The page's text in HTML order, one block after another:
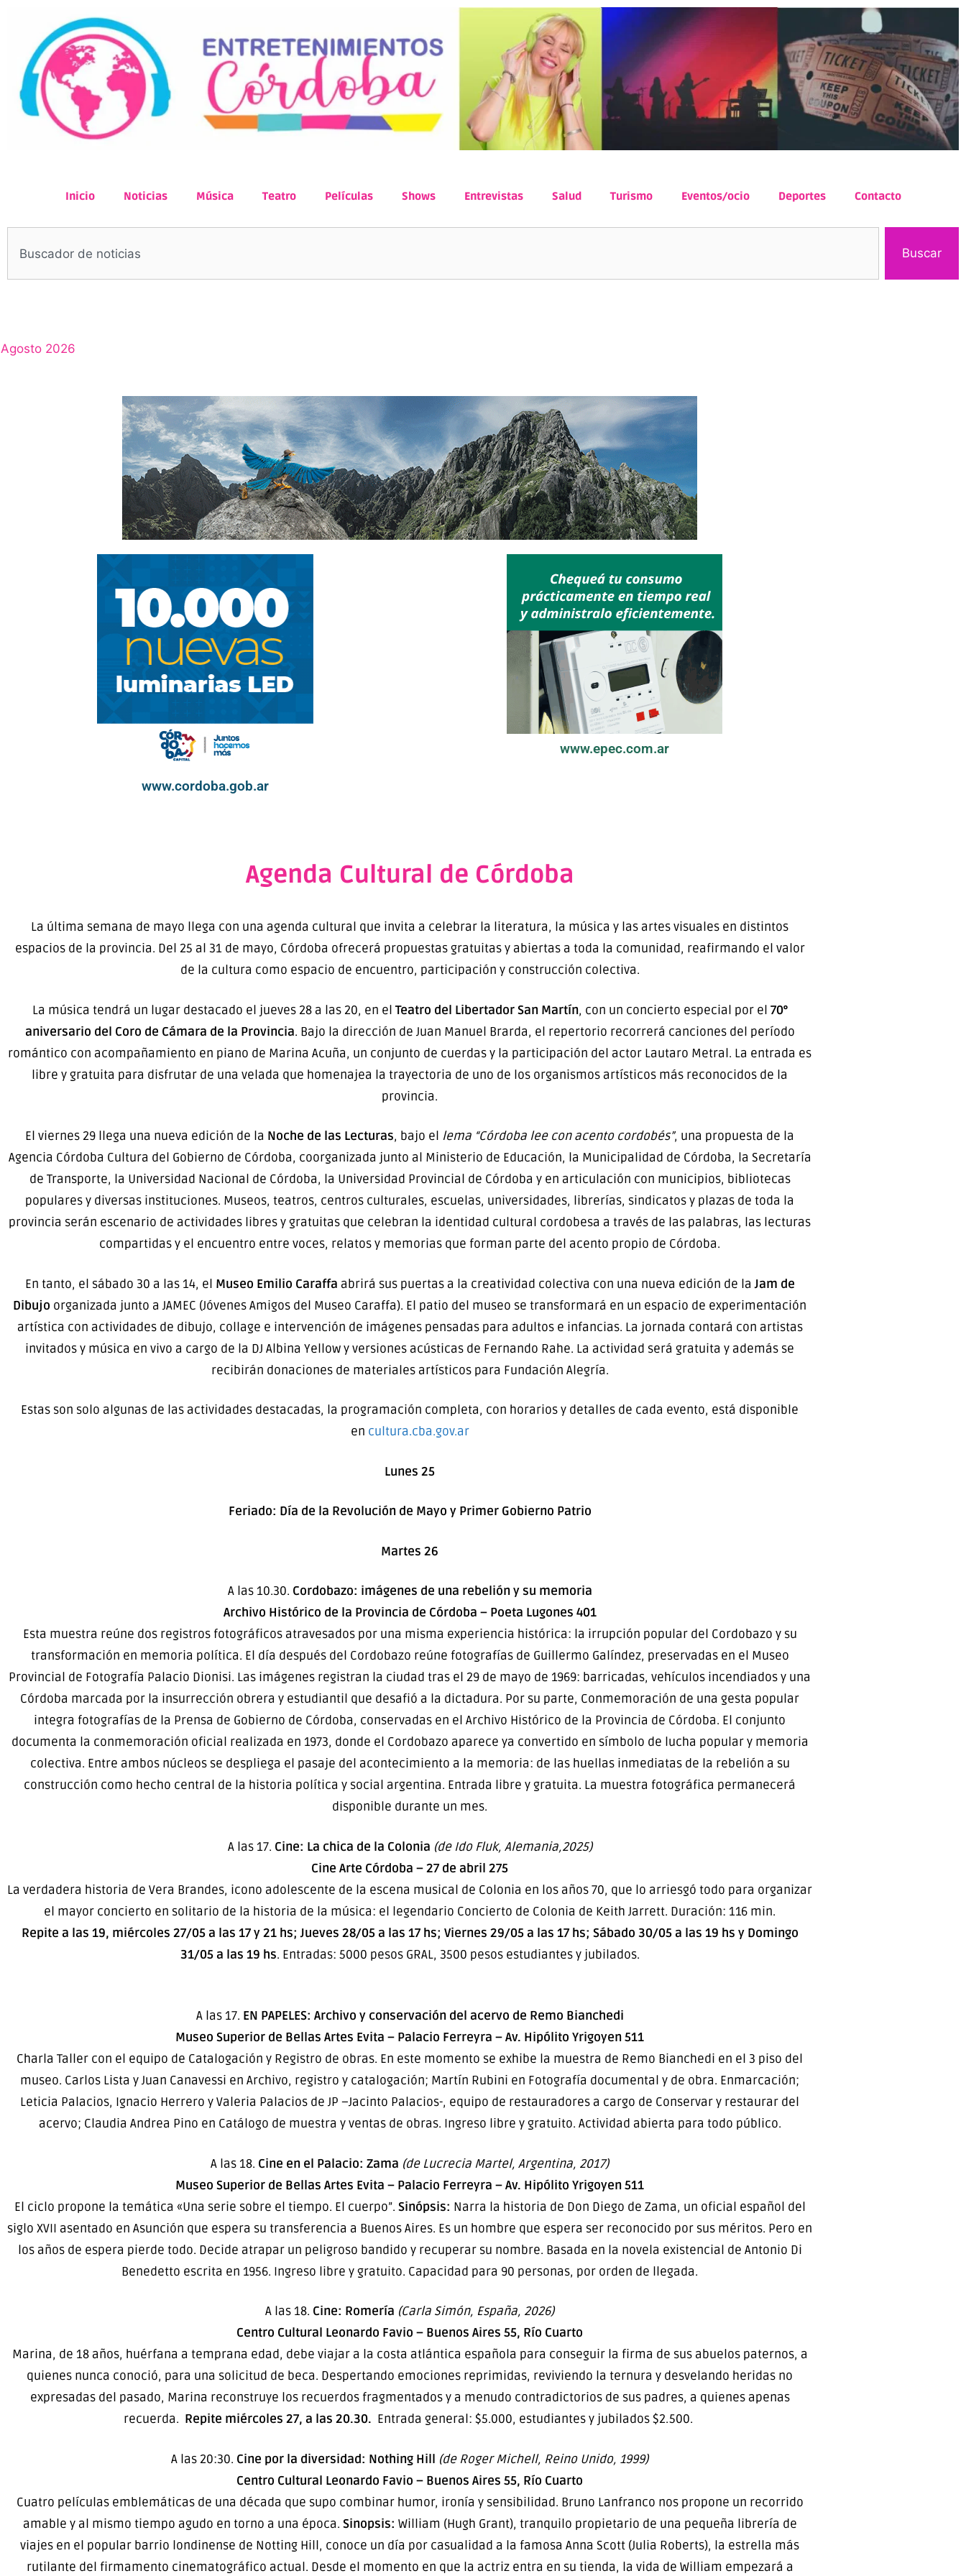
Inicio Noticias Música Teatro Películas Shows Entrevistas Salud Turismo Eventos/ocio Deportes Contacto
Buscar
Agosto 2026
www.cordoba.gob.ar
www.epec.com.ar
Agenda Cultural de Córdoba
La última semana de mayo llega con una agenda cultural que invita a celebrar la literatura, la música y las artes visuales en distintos
espacios de la provincia. Del 25 al 31 de mayo, Córdoba ofrecerá propuestas gratuitas y abiertas a toda la comunidad, reafirmando el valor
de la cultura como espacio de encuentro, participación y construcción colectiva.
La música tendrá un lugar destacado el jueves 28 a las 20, en elTeatro del Libertador San Martín, con un concierto especial por el 70°
aniversario del Coro de Cámara de la Provincia. Bajo la dirección de Juan Manuel Brarda, el repertorio recorrerá canciones del período
romántico con acompañamiento en piano de Marina Acuña, un conjunto de cuerdas y la participación del actor Lautaro Metral. La entrada es
libre y gratuita para disfrutar de una velada que homenajea la trayectoria de uno de los organismos artísticos más reconocidos de la
provincia.
El viernes 29 llega una nueva edición de la Noche de las Lecturas, bajo el lema “Córdoba lee con acento cordobés”, una propuesta de la
Agencia Córdoba Cultura del Gobierno de Córdoba, coorganizada junto al Ministerio de Educación, la Municipalidad de Córdoba, la Secretaría
de Transporte, la Universidad Nacional de Córdoba, la Universidad Provincial de Córdoba y en articulación con municipios, bibliotecas
populares y diversas instituciones. Museos, teatros, centros culturales, escuelas, universidades, librerías, sindicatos y plazas de toda la
provincia serán escenario de actividades libres y gratuitas que celebran la identidad cultural cordobesa a través de las palabras, las lecturas
compartidas y el encuentro entre voces, relatos y memorias que forman parte del acento propio de Córdoba.
En tanto, el sábado 30 a las 14, el Museo Emilio Caraffa abrirá sus puertas a la creatividad colectiva con una nueva edición de laJam de
Dibujo organizada junto a JAMEC (Jóvenes Amigos del Museo Caraffa). El patio del museo se transformará en un espacio de experimentación
artística con actividades de dibujo, collage e intervención de imágenes pensadas para adultos e infancias. La jornada contará con artistas
invitados y música en vivo a cargo de la DJ Albina Yellow y versiones acústicas de Fernando Rahe. La actividad será gratuita y además se
recibirán donaciones de materiales artísticos para Fundación Alegría.
Estas son solo algunas de las actividades destacadas, la programación completa, con horarios y detalles de cada evento, está disponible
en cultura.cba.gov.ar
Lunes 25
Feriado: Día de la Revolución de Mayo y Primer Gobierno Patrio
Martes 26
A las 10.30. Cordobazo: imágenes de una rebelión y su memoria
Archivo Histórico de la Provincia de Córdoba – Poeta Lugones 401
Esta muestra reúne dos registros fotográficos atravesados por una misma experiencia histórica: la irrupción popular del Cordobazo y su
transformación en memoria política. El día después del Cordobazo reúne fotografías de Guillermo Galíndez, preservadas en el Museo
Provincial de Fotografía Palacio Dionisi. Las imágenes registran la ciudad tras el 29 de mayo de 1969: barricadas, vehículos incendiados y una
Córdoba marcada por la insurrección obrera y estudiantil que desafió a la dictadura. Por su parte, Conmemoración de una gesta popular
integra fotografías de la Prensa de Gobierno de Córdoba, conservadas en el Archivo Histórico de la Provincia de Córdoba. El conjunto
documenta la conmemoración oficial realizada en 1973, donde el Cordobazo aparece ya convertido en símbolo de lucha popular y memoria
colectiva. Entre ambos núcleos se despliega el pasaje del acontecimiento a la memoria: de las huellas inmediatas de la rebelión a su
construcción como hecho central de la historia política y social argentina. Entrada libre y gratuita. La muestra fotográfica permanecerá
disponible durante un mes.
A las 17. Cine: La chica de la Colonia (de Ido Fluk, Alemania,2025)
Cine Arte Córdoba – 27 de abril 275
La verdadera historia de Vera Brandes, icono adolescente de la escena musical de Colonia en los años 70, que lo arriesgó todo para organizar
el mayor concierto en solitario de la historia de la música: el legendario Concierto de Colonia de Keith Jarrett. Duración: 116 min.
Repite a las 19, miércoles 27/05 a las 17 y 21 hs; Jueves 28/05 a las 17 hs; Viernes 29/05 a las 17 hs; Sábado 30/05 a las 19 hs y Domingo
31/05 a las 19 hs. Entradas: 5000 pesos GRAL, 3500 pesos estudiantes y jubilados.
A las 17. EN PAPELES: Archivo y conservación del acervo de Remo Bianchedi
Museo Superior de Bellas Artes Evita – Palacio Ferreyra – Av. Hipólito Yrigoyen 511
Charla Taller con el equipo de Catalogación y Registro de obras. En este momento se exhibe la muestra de Remo Bianchedi en el 3 piso del
museo. Carlos Lista y Juan Canavessi en Archivo, registro y catalogación; Martín Rubini en Fotografía documental y de obra. Enmarcación;
Leticia Palacios, Ignacio Herrero y Valeria Palacios de JP –Jacinto Palacios-, equipo de restauradores a cargo de Conservar y restaurar del
acervo; Claudia Andrea Pino en Catálogo de muestra y ventas de obras. Ingreso libre y gratuito. Actividad abierta para todo público.
A las 18. Cine en el Palacio: Zama (de Lucrecia Martel, Argentina, 2017)
Museo Superior de Bellas Artes Evita – Palacio Ferreyra – Av. Hipólito Yrigoyen 511
El ciclo propone la temática «Una serie sobre el tiempo. El cuerpo”. Sinópsis: Narra la historia de Don Diego de Zama, un oficial español del
siglo XVII asentado en Asunción que espera su transferencia a Buenos Aires. Es un hombre que espera ser reconocido por sus méritos. Pero en
los años de espera pierde todo. Decide atrapar un peligroso bandido y recuperar su nombre. Basada en la novela existencial de Antonio Di
Benedetto escrita en 1956. Ingreso libre y gratuito. Capacidad para 90 personas, por orden de llegada.
A las 18. Cine: Romería (Carla Simón, España, 2026)
Centro Cultural Leonardo Favio – Buenos Aires 55, Río Cuarto
Marina, de 18 años, huérfana a temprana edad, debe viajar a la costa atlántica española para conseguir la firma de sus abuelos paternos, a
quienes nunca conoció, para una solicitud de beca. Despertando emociones reprimidas, reviviendo la ternura y desvelando heridas no
expresadas del pasado, Marina reconstruye los recuerdos fragmentados y a menudo contradictorios de sus padres, a quienes apenas
recuerda. Repite miércoles 27, a las 20.30. Entrada general: $5.000, estudiantes y jubilados $2.500.
A las 20:30. Cine por la diversidad: Nothing Hill (de Roger Michell, Reino Unido, 1999)
Centro Cultural Leonardo Favio – Buenos Aires 55, Río Cuarto
Cuatro películas emblemáticas de una década que supo combinar humor, ironía y sensibilidad. Bruno Lanfranco nos propone un recorrido
amable y al mismo tiempo agudo en torno a una época. Sinopsis: William (Hugh Grant), tranquilo propietario de una pequeña librería de
viajes en el popular barrio londinense de Notting Hill, conoce un día por casualidad a la famosa Anna Scott (Julia Roberts), la estrella más
rutilante del firmamento cinematográfico actual. Desde el momento en que la actriz entra en su tienda, la vida de William empezará a